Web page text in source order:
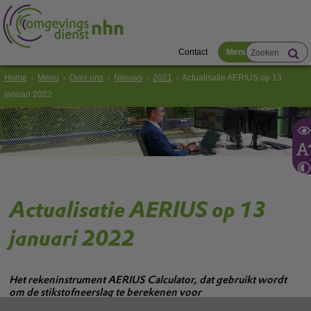
Contact Menu
Home Menu Over ons Nieuws 2021
Actualisatie AERIUS op 13
januari 2022
Actualisatie AERIUS op 13
januari 2022
Het rekeninstrument AERIUS Calculator, dat gebruikt wordt
om de stikstofneerslag te berekenen voor